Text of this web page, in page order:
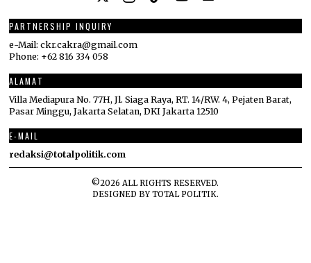
PARTNERSHIP INQUIRY
e-Mail: ckr.cakra@gmail.com
Phone: +62 816 334 058
ALAMAT
Villa Mediapura No. 77H, Jl. Siaga Raya, RT. 14/RW. 4, Pejaten Barat,
Pasar Minggu, Jakarta Selatan, DKI Jakarta 12510
E-MAIL
redaksi@totalpolitik.com
©2026 ALL RIGHTS RESERVED.
DESIGNED BYTOTAL POLITIK.